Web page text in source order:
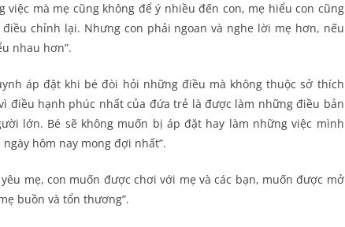
việc mà mẹ cũng không để ý nhiều đến con, mẹ hiểu con cũng
chỉnh lại. Nhưng con phải ngoan và nghe lời mẹ hơn, nếu
nhau hơn”.
áp đặt khi bé đòi hỏi những điều mà không thuộc sở thích
điều hạnh phúc nhất của đứa trẻ là được làm những điều bản
lớn. Bé sẽ không muốn bị áp đặt hay làm những việc mình
hôm nay mong đợi nhất”.
mẹ, con muốn được chơi với mẹ và các bạn, muốn được mở
buồn và tổn thương”.